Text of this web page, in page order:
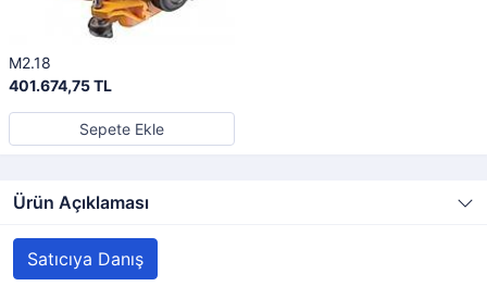
M2.18
401.674,75 TL
Sepete Ekle
Ürün Açıklaması
Satıcıya Danış